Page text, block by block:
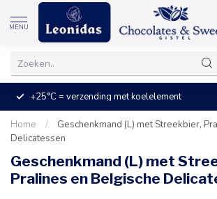
MENU
+25°C = verzending met koelelement
Home /
Geschenkmand (L) met Streekbier,
Delicatessen
Geschenkmand (L) met
Pralines en Belgische